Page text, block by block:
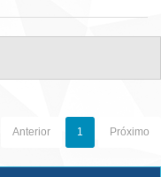
Anterior 1 Próximo